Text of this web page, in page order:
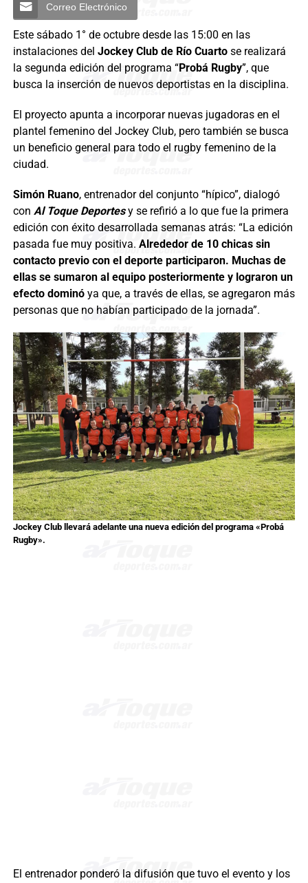
Correo Electrónico
Este sábado 1° de octubre desde las 15:00 en las
instalaciones del Jockey Club de Río Cuarto se realizará
la segunda edición del programa “Probá Rugby”, que
busca la inserción de nuevos deportistas en la disciplina.
El proyecto apunta a incorporar nuevas jugadoras en el
plantel femenino del Jockey Club, pero también se busca
un beneficio general para todo el rugby femenino de la
ciudad.
Simón Ruano, entrenador del conjunto “hípico”, dialogó
con Al Toque Deportesy se refirió a lo que fue la primera
edición con éxito desarrollada semanas atrás: “La edición
pasada fue muy positiva. Alrededor de 10 chicas sin
contacto previo con el deporte participaron. Muchas de
ellas se sumaron al equipo posteriormente y lograron un
efecto dominóya que, a través de ellas, se agregaron más
personas que no habían participado de la jornada”.
Jockey Club llevará adelante una nueva edición del programa «Probá
Rugby».
El entrenador ponderó la difusión que tuvo el evento y los